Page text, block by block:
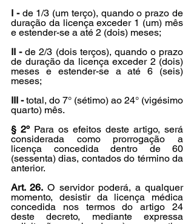
I - de 1/3 (um terço), quando o prazo de
duração da licença exceder 1 (um) mês
e estender-se a até 2 (dois) meses;
II - de 2/3 (dois terços), quando o prazo
de duração da licença exceder 2 (dois)
meses e estender-se a até 6 (seis)
meses;
III - total, do 7° (sétimo) ao 24° (vigésimo
quarto) mês.
§ 2º Para os efeitos deste artigo, será
considerada como prorrogação a
licença concedida dentro de 60
(sessenta) dias, contados do término da
anterior.
Art. 26. O servidor poderá, a qualquer
momento, desistir da licença médica
concedida nos termos do artigo 24
deste decreto, mediante expressa